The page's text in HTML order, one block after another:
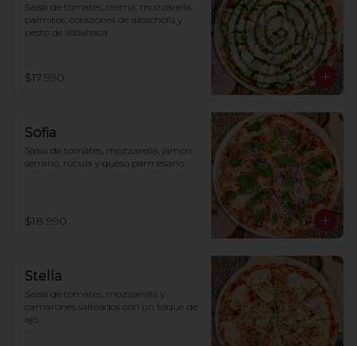
Salsa de tomates, crema, mozzarella,
palmitos, corazones de alcachofa y
pesto de albahaca.
$17.990
Sofia
Salsa de tomates, mozzarella, jamón
serrano, rúcula y queso parmesano.
$18.990
Stella
Salsa de tomates, mozzarella y
camarones salteados con un toque de
ajo.